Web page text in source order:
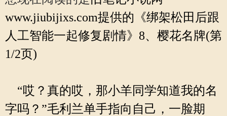
www.jiubijixs.com提供的《绑架松田后跟
人工智能一起修复剧情》8、樱花名牌(第
1/2页)
“哎？真的哎，那小羊同学知道我的名
字吗？”毛利兰单手指向自己，一脸期